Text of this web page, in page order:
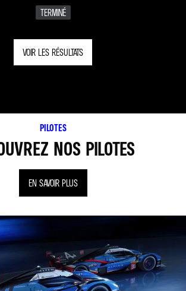
TERMINÉ
VOIR LES RÉSULTATS
PILOTES
NOS PILOTES
EN SAVOIR PLUS